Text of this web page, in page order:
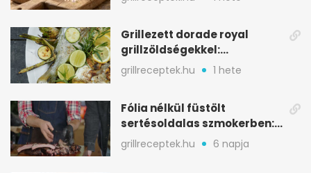
Grillezett dorade royal
grillzöldségekkel:
mediterrán ízek a rostélyról
grillreceptek.hu 1 hete
Fólia nélkül füstölt
sertésoldalas szmokerben:
ropogós bark, 6 óra
grillreceptek.hu 6 napja